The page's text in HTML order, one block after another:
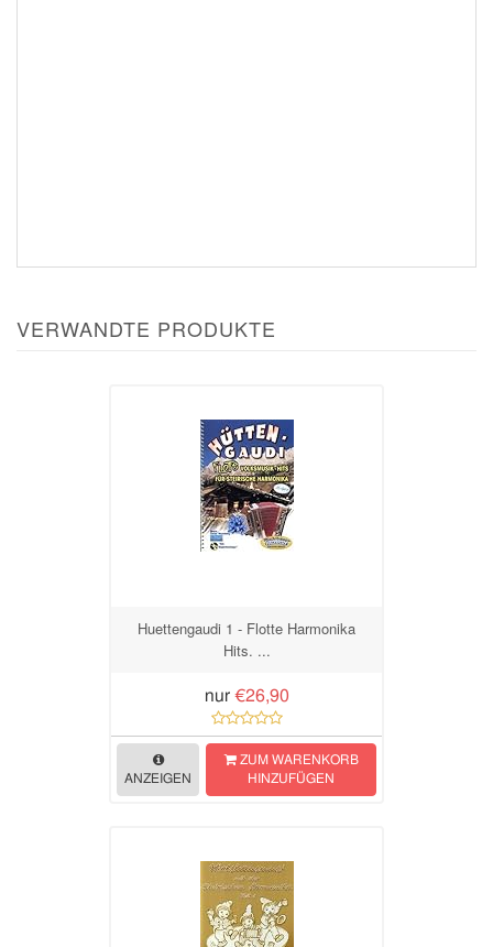
VERWANDTE PRODUKTE
Huettengaudi 1 - Flotte Harmonika
Hits. ...
nur €26,90
ANZEIGEN
ZUM WARENKORB
HINZUFÜGEN